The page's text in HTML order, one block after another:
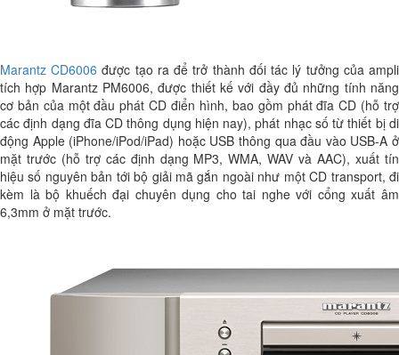
Marantz CD6006 được tạo ra để trở thành đối tác lý tưởng của ampli
tích hợp Marantz PM6006, được thiết kế với đầy đủ những tính năng
cơ bản của một đầu phát CD điển hình, bao gồm phát đĩa CD (hỗ trợ
các định dạng đĩa CD thông dụng hiện nay), phát nhạc số từ thiết bị di
động Apple (iPhone/iPod/iPad) hoặc USB thông qua đầu vào USB-A ở
mặt trước (hỗ trợ các định dạng MP3, WMA, WAV và AAC), xuất tín
hiệu số nguyên bản tới bộ giải mã gắn ngoài như một CD transport, đi
kèm là bộ khuếch đại chuyên dụng cho tai nghe với cổng xuất âm
6,3mm ở mặt trước.